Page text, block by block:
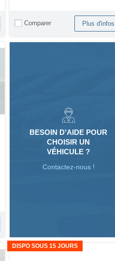
Comparer Plus d'infos
BESOIN D'AIDE POUR
CHOISIR UN
VÉHICULE ?
Contactez-nous !
DISPO SOUS 15 JOURS